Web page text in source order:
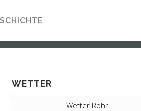
WETTER
Wetter Rohr